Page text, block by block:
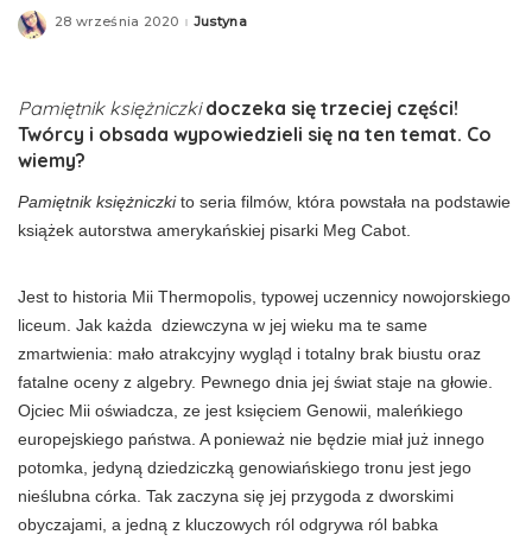
28 września 2020Posted
Justyna
Pamiętnik księżniczkidoczeka się trzeciej części!
Twórcy i obsada wypowiedzieli się na ten temat. Co
wiemy?
Pamiętnik księżniczkito seria filmów, która powstała na podstawie
książek autorstwa amerykańskiej pisarki Meg Cabot.
Jest to historia Mii Thermopolis, typowej uczennicy nowojorskiego
liceum. Jak każda dziewczyna w jej wieku ma te same
zmartwienia: mało atrakcyjny wygląd i totalny brak biustu oraz
fatalne oceny z algebry. Pewnego dnia jej świat staje na głowie.
Ojciec Mii oświadcza, ze jest księciem Genowii, maleńkiego
europejskiego państwa. A ponieważ nie będzie miał już innego
potomka, jedyną dziedziczką genowiańskiego tronu jest jego
nieślubna córka. Tak zaczyna się jej przygoda z dworskimi
obyczajami, a jedną z kluczowych ról odgrywa ról babka